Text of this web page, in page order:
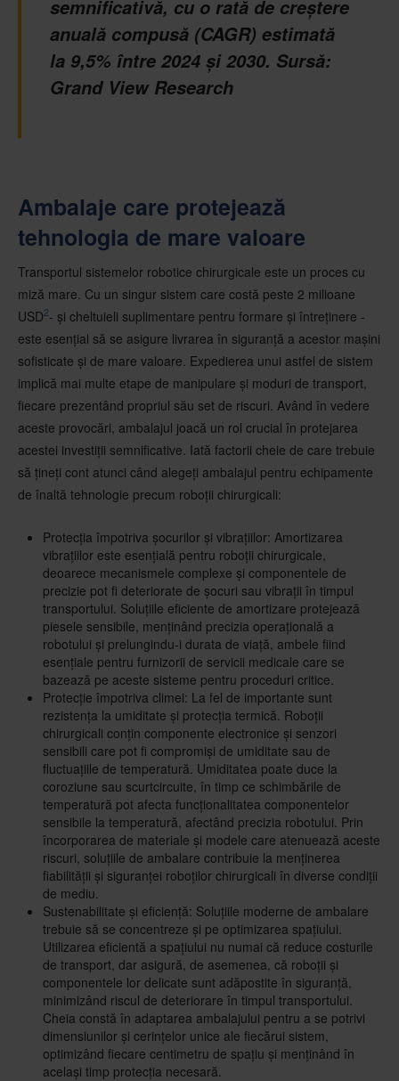
semnificativă, cu o rată de creștere
anuală compusă (CAGR) estimată
la 9,5% între 2024 și 2030. Sursă:
Grand View Research
Ambalaje care protejează
tehnologia de mare valoare
Transportul sistemelor robotice chirurgicale este un proces cu
miză mare. Cu un singur sistem care costă peste 2 milioane
USD2- și cheltuieli suplimentare pentru formare și întreținere -
este esențial să se asigure livrarea în siguranță a acestor mașini
sofisticate și de mare valoare. Expedierea unui astfel de sistem
implică mai multe etape de manipulare și moduri de transport,
fiecare prezentând propriul său set de riscuri. Având în vedere
aceste provocări, ambalajul joacă un rol crucial în protejarea
acestei investiții semnificative. Iată factorii cheie de care trebuie
să țineți cont atunci când alegeți ambalajul pentru echipamente
de înaltă tehnologie precum roboții chirurgicali:
Protecția împotriva șocurilor și vibrațiilor: Amortizarea
vibrațiilor este esențială pentru roboții chirurgicale,
deoarece mecanismele complexe și componentele de
precizie pot fi deteriorate de șocuri sau vibrații în timpul
transportului. Soluțiile eficiente de amortizare protejează
piesele sensibile, menținând precizia operațională a
robotului și prelungindu-i durata de viață, ambele fiind
esențiale pentru furnizorii de servicii medicale care se
bazează pe aceste sisteme pentru proceduri critice.
Protecție împotriva climei: La fel de importante sunt
rezistența la umiditate și protecția termică. Roboții
chirurgicali conțin componente electronice și senzori
sensibili care pot fi compromiși de umiditate sau de
fluctuațiile de temperatură. Umiditatea poate duce la
coroziune sau scurtcircuite, în timp ce schimbările de
temperatură pot afecta funcționalitatea componentelor
sensibile la temperatură, afectând precizia robotului. Prin
încorporarea de materiale și modele care atenuează aceste
riscuri, soluțiile de ambalare contribuie la menținerea
fiabilității și siguranței roboților chirurgicali în diverse condiții
de mediu.
Sustenabilitate și eficiență: Soluțiile moderne de ambalare
trebuie să se concentreze și pe optimizarea spațiului.
Utilizarea eficientă a spațiului nu numai că reduce costurile
de transport, dar asigură, de asemenea, că roboții și
componentele lor delicate sunt adăpostite în siguranță,
minimizând riscul de deteriorare în timpul transportului.
Cheia constă în adaptarea ambalajului pentru a se potrivi
dimensiunilor și cerințelor unice ale fiecărui sistem,
optimizând fiecare centimetru de spațiu și menținând în
același timp protecția necesară.